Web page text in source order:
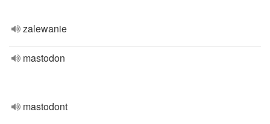
zalewanie
mastodon
mastodont